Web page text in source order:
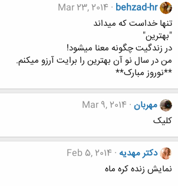
behzad-hr
Mar 23, 2014
تنها خداست که میداند
"بهترین"
در زندگیت چگونه معنا میشود!
من در سال نو آن بهترین را برایت آرزو میکنم.
**نوروز مبارک**
مهربان Mar 9, 2014
کلیک
دکتر مهدیه Feb 5, 2014
نمایش زنده کره ماه